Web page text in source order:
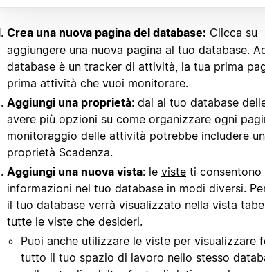
Crea una nuova pagina del database: Clicca su
aggiungere una nuova pagina al tuo database.
database è un tracker di attività, la tua prima
prima attività che vuoi monitorare.
Aggiungi una proprietà: dai al tuo database
avere più opzioni su come organizzare ogni
monitoraggio delle attività potrebbe includere
proprietà Scadenza.
Aggiungi una nuova vista: le viste ti
informazioni nel tuo database in modi diversi.
il tuo database verrà visualizzato nella vista
tutte le viste che desideri.
Puoi anche utilizzare le viste per visualizzare
tutto il tuo spazio di lavoro nello stesso